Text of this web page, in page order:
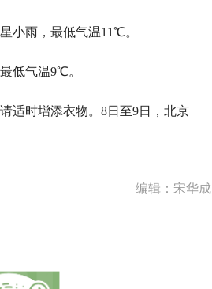
小雨，最低气温11℃。
低气温9℃。
适时增添衣物。8日至9日，北京
编辑：宋华成